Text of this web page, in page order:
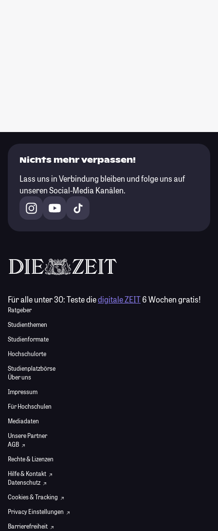
Nichts mehr verpassen!
Lass uns in Verbindung bleiben und folge uns auf
unseren Social-Media Kanälen.
Für alle unter 30:Teste diedigitale ZEIT6 Wochen gratis!
Ratgeber
Studienthemen
Studienformate
Hochschulorte
Studienplatzbörse
Über uns
Impressum
Für Hochschulen
Mediadaten
Unsere Partner
AGB
Rechte & Lizenzen
Hilfe & Kontakt
Datenschutz
Cookies & Tracking
Privacy Einstellungen
Barrierefreiheit